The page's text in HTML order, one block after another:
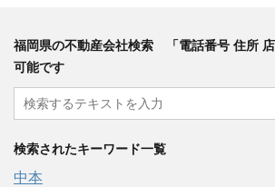
福岡県の不動産会社検索 「電話番号 住所
可能です
検索されたキーワード一覧
中本